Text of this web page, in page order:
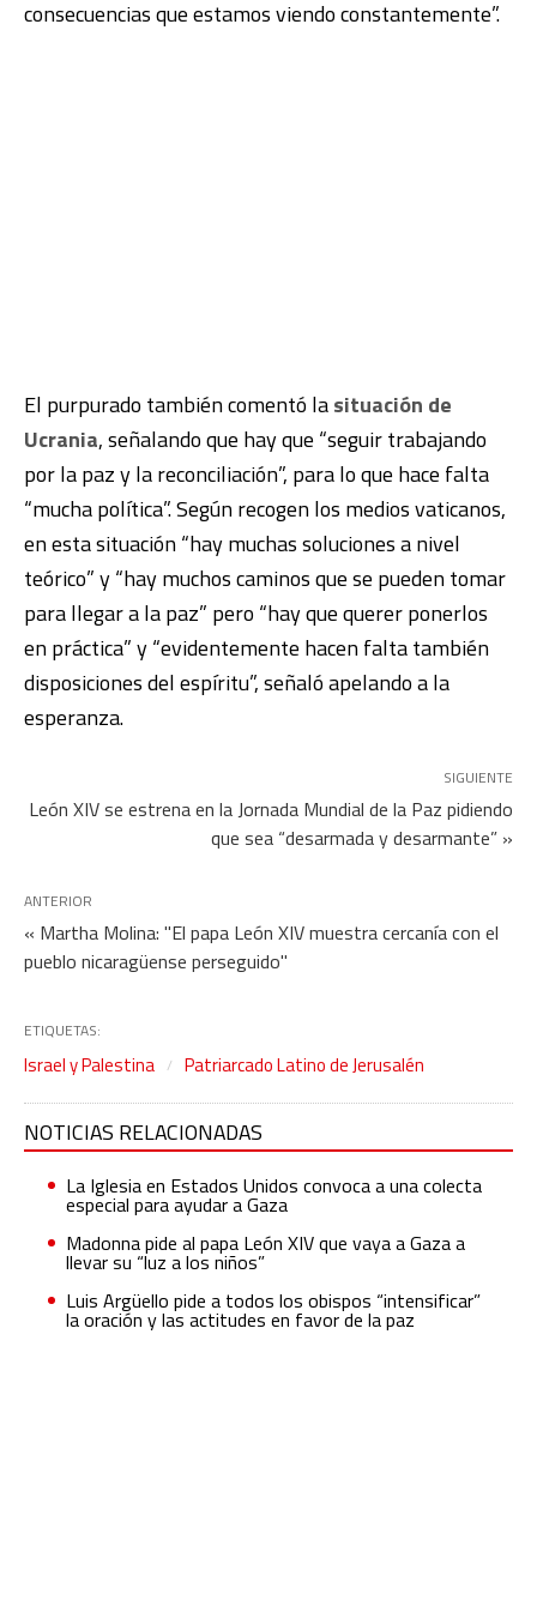
consecuencias que estamos viendo constantemente”.
El purpurado también comentó lasituación de
Ucrania, señalando que hay que “seguir trabajando
por la paz y la reconciliación”, para lo que hace falta
“mucha política”. Según recogen los medios vaticanos,
en esta situación “hay muchas soluciones a nivel
teórico” y “hay muchos caminos que se pueden tomar
para llegar a la paz” pero “hay que querer ponerlos
en práctica” y “evidentemente hacen falta también
disposiciones del espíritu”, señaló apelando a la
esperanza.
SIGUIENTE
León XIV se estrena en la Jornada Mundial de la Paz pidiendo
que sea “desarmada y desarmante” »
ANTERIOR
« Martha Molina: "El papa León XIV muestra cercanía con el
pueblo nicaragüense perseguido"
ETIQUETAS:
Israel y Palestina Patriarcado Latino de Jerusalén
NOTICIAS RELACIONADAS
La Iglesia en Estados Unidos convoca a una colecta
especial para ayudar a Gaza
Madonna pide al papa León XIV que vaya a Gaza a
llevar su “luz a los niños”
Luis Argüello pide a todos los obispos “intensificar”
la oración y las actitudes en favor de la paz